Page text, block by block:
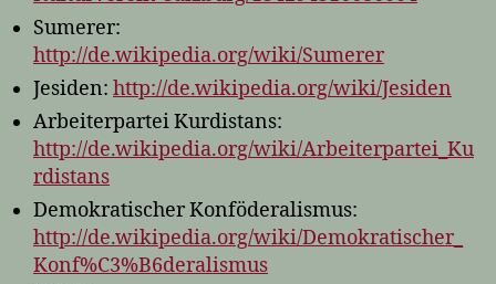
Sumerer:
http://de.wikipedia.org/wiki/Sumerer
Jesiden: http://de.wikipedia.org/wiki/Jesiden
Arbeiterpartei Kurdistans:
http://de.wikipedia.org/wiki/Arbeiterpartei_Ku
rdistans
Demokratischer Konföderalismus:
http://de.wikipedia.org/wiki/Demokratischer_
Konf%C3%B6deralismus